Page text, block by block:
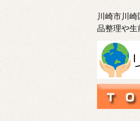
川崎市川
品整理や生